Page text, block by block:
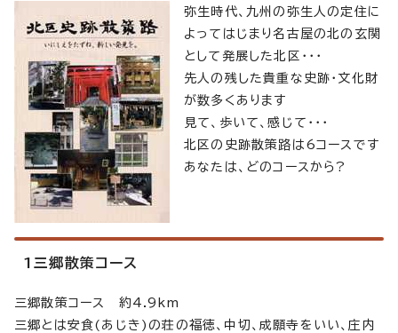
弥生時代、九州の弥生人の定住に
よってはじまり名古屋の北の玄関
として発展した北区・・・
先人の残した貴重な史跡・文化財
が数多くあります
見て、歩いて、感じて・・・
北区の史跡散策路は6コースです
あなたは、どのコースから?
1三郷散策コース
三郷散策コース 約4.9km
三郷とは安食(あじき)の荘の福徳、中切、成願寺をいい、庄内